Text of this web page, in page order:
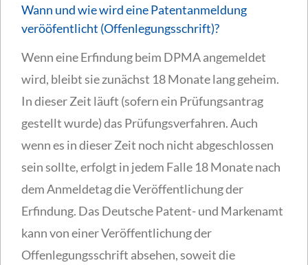
Wann und wie wird eine Patentanmeldung
verööfentlicht (Offenlegungsschrift)?
Wenn eine Erfindung beim DPMA angemeldet
wird, bleibt sie zunächst 18 Monate lang geheim.
In dieser Zeit läuft (sofern ein Prüfungsantrag
gestellt wurde) das Prüfungsverfahren. Auch
wenn es in dieser Zeit noch nicht abgeschlossen
sein sollte, erfolgt in jedem Falle 18 Monate nach
dem Anmeldetag die Veröffentlichung der
Erfindung. Das Deutsche Patent- und Markenamt
kann von einer Veröffentlichung der
Offenlegungsschrift absehen, soweit die